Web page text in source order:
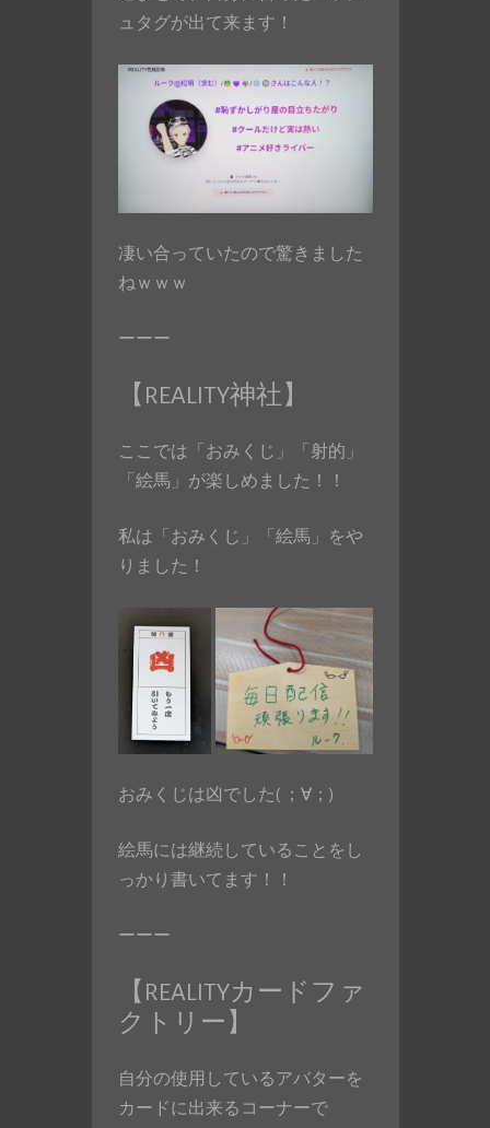
ュタグが出て来ます！
凄い合っていたので驚きました
ねｗｗｗ
ーーー
【REALITY神社】
ここでは「おみくじ」「射的」
「絵馬」が楽しめました！！
私は「おみくじ」「絵馬」をや
りました！
おみくじは凶でした( ；∀；)
絵馬には継続していることをし
っかり書いてます！！
ーーー
【REALITYカードファ
クトリー】
自分の使用しているアバターを
カードに出来るコーナーで